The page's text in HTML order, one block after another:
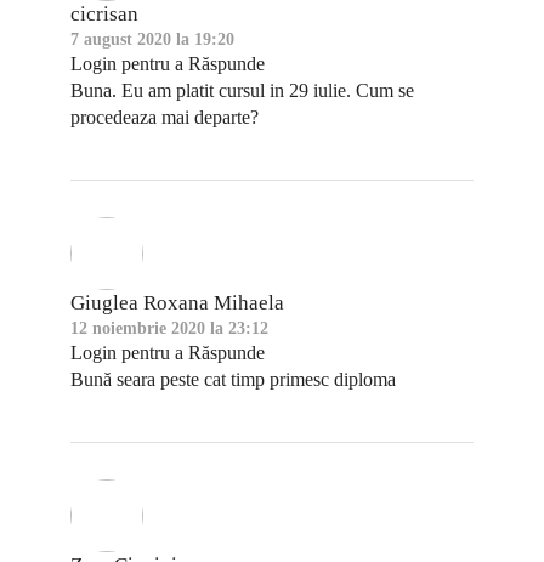
cicrisan
7 august 2020 la 19:20
Login pentru a Răspunde
Buna. Eu am platit cursul in 29 iulie. Cum se
procedeaza mai departe?
Giuglea Roxana Mihaela
12 noiembrie 2020 la 23:12
Login pentru a Răspunde
Bună seara peste cat timp primesc diploma